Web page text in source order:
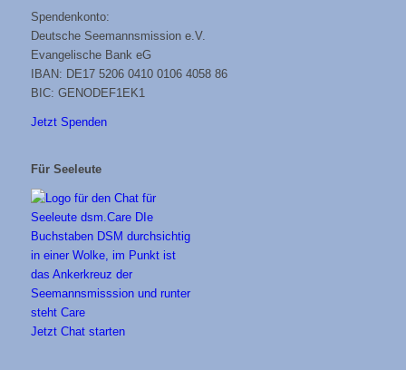
Spendenkonto:
Deutsche Seemannsmission e.V.
Evangelische Bank eG
IBAN: DE17 5206 0410 0106 4058 86
BIC: GENODEF1EK1
Jetzt Spenden
Für Seeleute
Jetzt Chat starten